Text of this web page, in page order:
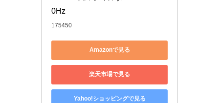
0Hz
175450
Amazonで見る
楽天市場で見る
Yahoo!ショッピングで見る